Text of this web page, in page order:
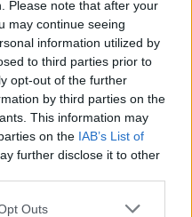
Please note that after your
may continue seeing
information utilized by
to third parties prior to
opt-out of the further
by third parties on the
This information may
on the IAB’s List of
further disclose it to other
Outs